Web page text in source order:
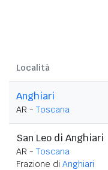
Località
Anghiari
AR - Toscana
San Leo di Anghiari
AR - Toscana
Frazione di Anghiari